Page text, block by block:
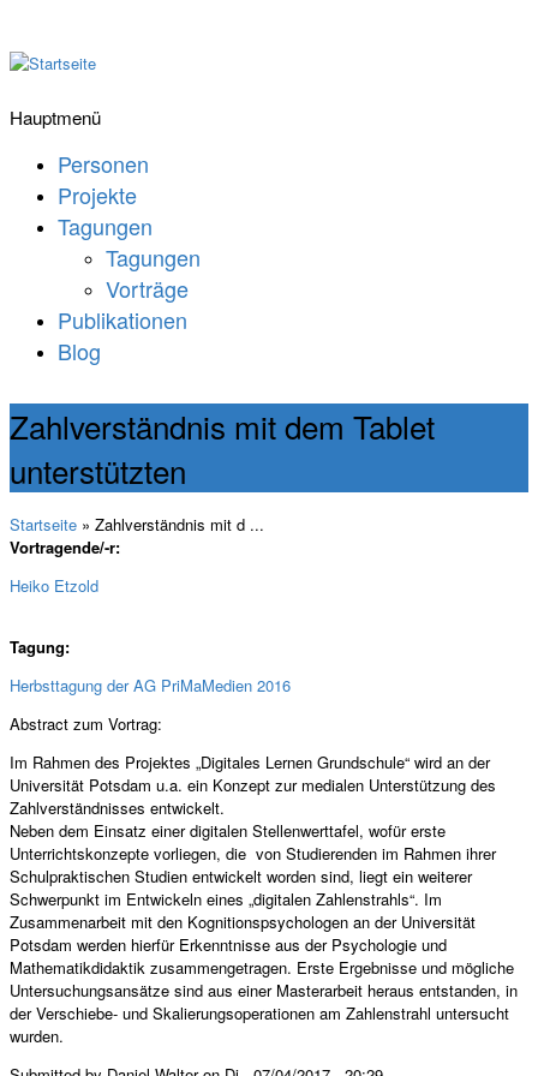
Hauptmenü
Personen
Projekte
Tagungen
Tagungen
Vorträge
Publikationen
Blog
Zahlverständnis mit dem Tablet
unterstützten
Startseite » Zahlverständnis mit d ...
Vortragende/-r:
Heiko Etzold
Tagung:
Herbsttagung der AG PriMaMedien 2016
Abstract zum Vortrag:
Im Rahmen des Projektes „Digitales Lernen Grundschule“ wird an der
Universität Potsdam u.a. ein Konzept zur medialen Unterstützung des
Zahlverständnisses entwickelt.
Neben dem Einsatz einer digitalen Stellenwerttafel, wofür erste
Unterrichtskonzepte vorliegen, die von Studierenden im Rahmen ihrer
Schulpraktischen Studien entwickelt worden sind, liegt ein weiterer
Schwerpunkt im Entwickeln eines „digitalen Zahlenstrahls“. Im
Zusammenarbeit mit den Kognitionspsychologen an der Universität
Potsdam werden hierfür Erkenntnisse aus der Psychologie und
Mathematikdidaktik zusammengetragen. Erste Ergebnisse und mögliche
Untersuchungsansätze sind aus einer Masterarbeit heraus entstanden, in
der Verschiebe- und Skalierungsoperationen am Zahlenstrahl untersucht
wurden.